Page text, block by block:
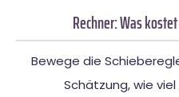
Rechner: Was
Bewege die
Schätzung, wie